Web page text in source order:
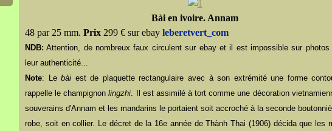
Bài en ivoire. Annam
48 par 25 mm. Prix 299 € sur ebay leberetvert_com
NDB: Attention, de nombreux faux circulent sur ebay et il est impossible sur photos
leur authenticité...
Note: Lebài est de plaquette rectangulaire avec à son extrémité une forme
rappelle le champignonlingzhi. Il est assimilé à tort comme une décoration
souverains d'Annam et les mandarins le portaient soit accroché à la seconde
robe, soit en collier. Le décret de la 16e année de Thành Thai (1906) décida que les